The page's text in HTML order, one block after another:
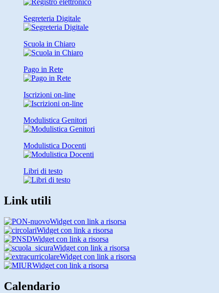
Segreteria Digitale
Scuola in Chiaro
Pago in Rete
Iscrizioni on-line
Modulistica Genitori
Modulistica Docenti
Libri di testo
Link utili
Widget con link a risorsa
Widget con link a risorsa
Widget con link a risorsa
Widget con link a risorsa
Widget con link a risorsa
Widget con link a risorsa
Calendario